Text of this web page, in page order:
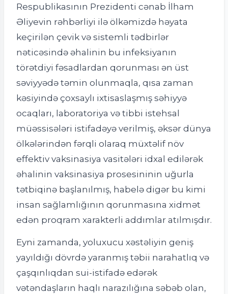
Respublikasının Prezidenti cənab İlham
Əliyevin rəhbərliyi ilə ölkəmizdə həyata
keçirilən çevik və sistemli tədbirlər
nəticəsində əhalinin bu infeksiyanın
törətdiyi fəsadlardan qorunması ən üst
səviyyədə təmin olunmaqla, qısa zaman
kəsiyində çoxsaylı ixtisaslaşmış səhiyyə
ocaqları, laboratoriya və tibbi istehsal
müəssisələri istifadəyə verilmiş, əksər dünya
ölkələrindən fərqli olaraq müxtəlif növ
effektiv vaksinasiya vasitələri idxal edilərək
əhalinin vaksinasiya prosesininin uğurla
tətbiqinə başlanılmış, habelə digər bu kimi
insan sağlamlığının qorunmasına xidmət
edən proqram xarakterli addımlar atılmışdır.
Eyni zamanda, yoluxucu xəstəliyin geniş
yayıldığı dövrdə yaranmış təbii narahatlıq və
çaşqınlıqdan sui-istifadə edərək
vətəndaşların haqlı narazılığına səbəb olan,